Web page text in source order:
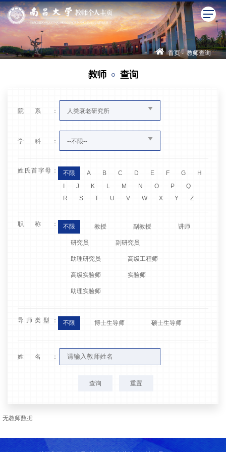
首页 - 教师查询
教师 查询
院系： 人类衰老研究所
学科： --不限--
姓氏首字母： 不限 A B C D E F G
H
I
J K L M N O P
Q
R
S T U V W X Y Z
职称： 不限 教授 副教授 讲师
研究员 副研究员
助理研究员 高级工程师
高级实验师 实验师
助理实验师
导师类型： 不限 博士生导师 硕士生导师
姓名：
查询 重置
无教师数据